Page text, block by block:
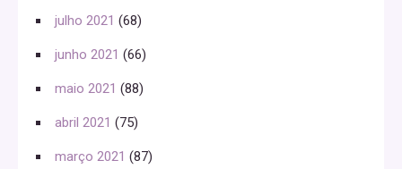
julho 2021 (68)
junho 2021 (66)
maio 2021 (88)
abril 2021 (75)
março 2021 (87)